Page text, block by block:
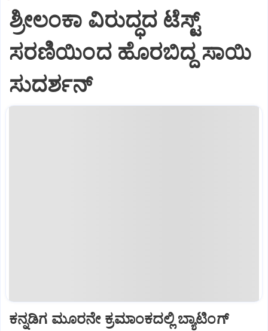
ಶ್ರೀಲಂಕಾ ವಿರುದ್ಧದ ಟೆಸ್ಟ್
ಸರಣಿಯಿಂದ ಹೊರಬಿದ್ದ ಸಾಯಿ
ಸುದರ್ಶನ್
ಕನ್ನಡಿಗ ಮೂರನೇ ಕ್ರಮಾಂಕದಲ್ಲಿ ಬ್ಯಾಟಿಂಗ್